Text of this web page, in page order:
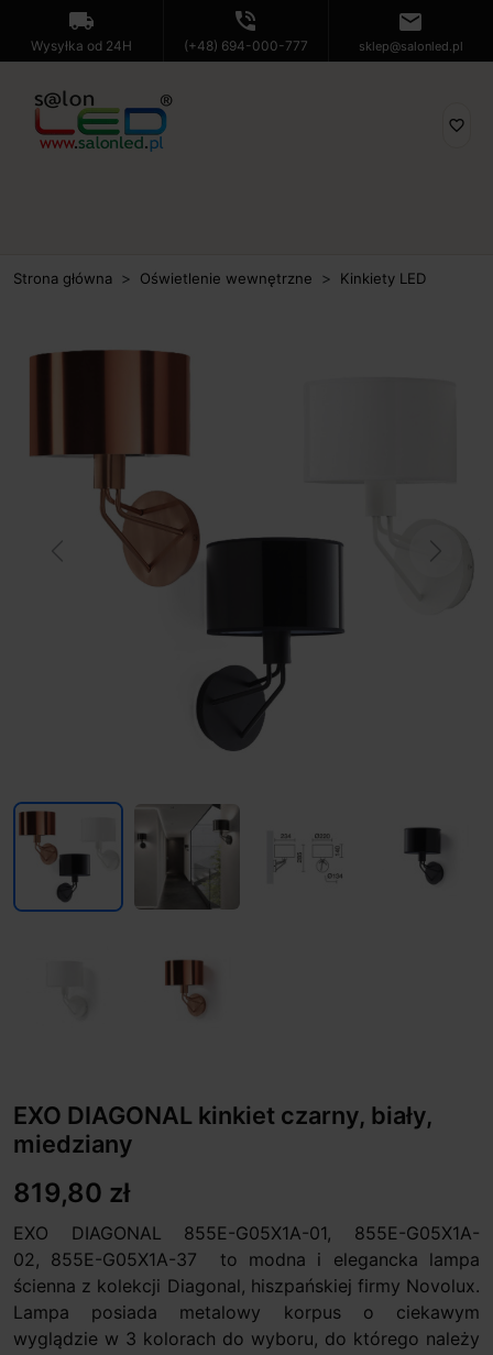
local_shipping
Wysyłka od 24H
phone_in_talk
(+48) 694-000-777
mail
sklep@salonled.pl
favorite_border
Strona główna Oświetlenie wewnętrzne Kinkiety LED
EXO DIAGONAL kinkiet czarny, biały,
miedziany
819,80 zł
EXO DIAGONAL 855E-G05X1A-01, 855E-G05X1A-
02, 855E-G05X1A-37 to modna i elegancka lampa
ścienna z kolekcji Diagonal, hiszpańskiej firmy Novolux.
Lampa posiada metalowy korpus o ciekawym
wyglądzie w 3 kolorach do wyboru, do którego należy